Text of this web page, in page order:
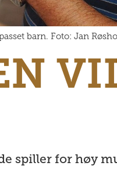
barn. Foto: Jan
spiller for høy